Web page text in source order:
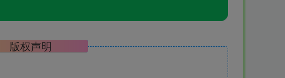
版权声明